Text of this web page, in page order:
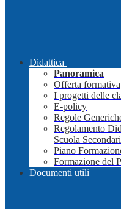
Didattica
Panoramica
Offerta formativa
I progetti delle
E-policy
Regole
Regolamento
Scuola
Piano
Formazione del
Documenti utili